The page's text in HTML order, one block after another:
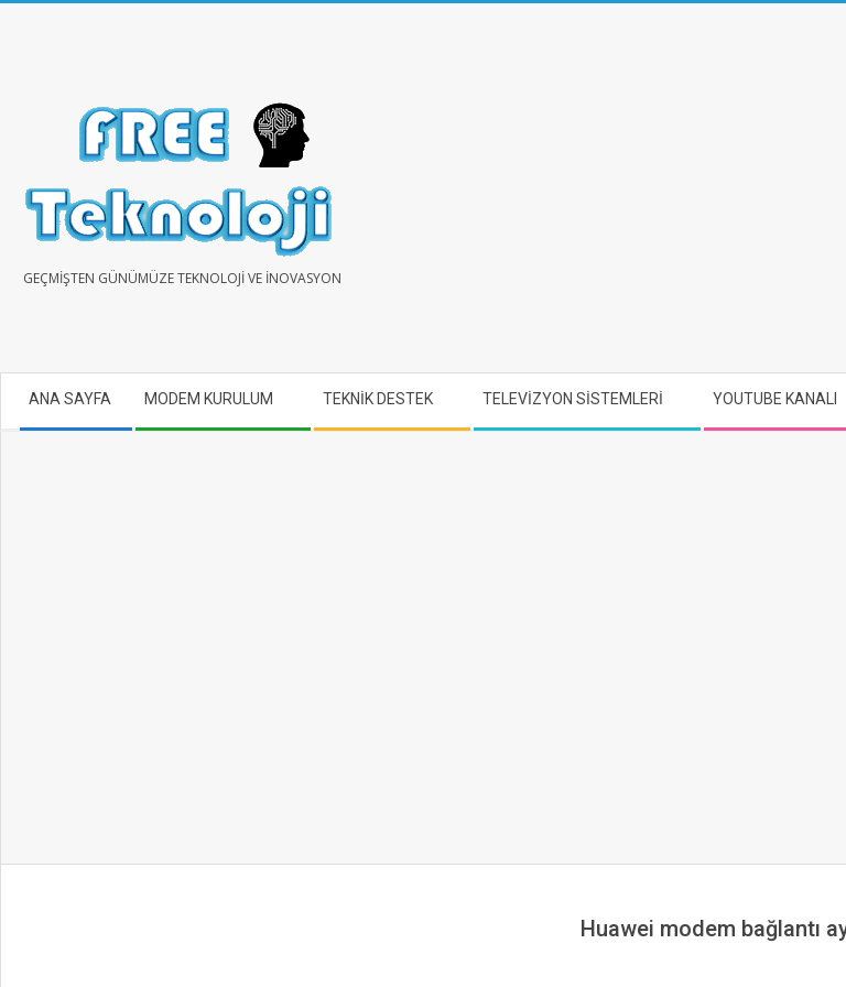
FREE
TEKNOLOJİ
GEÇMIŞTEN GÜNÜMÜZE TEKNOLOJI VE İNOVASYON
Navigation
Menu
ANA SAYFA MODEM KURULUM TEKNİK DESTEK TELEVİZYON SİSTEMLERİ YOUTUBE KANALI
Huawei modem bağlantı